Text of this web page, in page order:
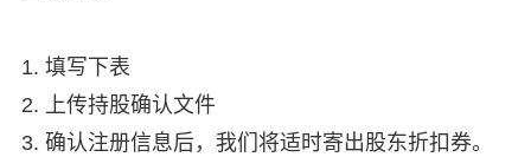
1. 填写下表
2. 上传持股确认文件
3. 确认注册信息后，我们将适时寄出股东折扣券。